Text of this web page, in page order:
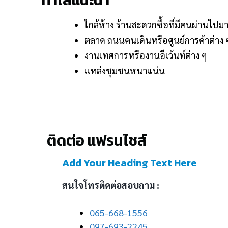
ใกล้ห้าง ร้านสะดวกซื้อที่มีคนผ่านไปม
ตลาด ถนนคนเดินหรือศูนย์การค้าต่าง
งานเทศการหรืองานอีเว้นท์ต่าง ๆ
แหล่งชุมชนหนาแน่น
ติดต่อ แฟรนไชส์
Add Your Heading Text Here
สนใจโทรติดต่อสอบถาม :
065-668-1556